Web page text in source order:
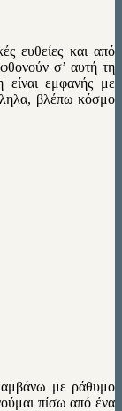
ευθείες και από
σ’ αυτή τη
είναι εμφανής με
βλέπω κόσμο
με ράθυμο
πίσω από ένα